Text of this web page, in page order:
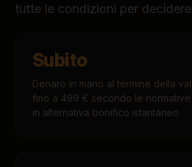
tutte le condizioni per
Subito
Denaro in mano al termine della
fino a 499 € secondo le
in alternativa bonifico istantaneo